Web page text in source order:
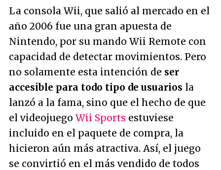
La consola Wii, que salió al mercado en el
año 2006 fue una gran apuesta de
Nintendo, por su mando Wii Remote con
capacidad de detectar movimientos. Pero
no solamente esta intención de ser
accesible para todo tipo de usuarios la
lanzó a la fama, sino que el hecho de que
el videojuego Wii Sports estuviese
incluido en el paquete de compra, la
hicieron aún más atractiva. Así, el juego
se convirtió en el más vendido de todos